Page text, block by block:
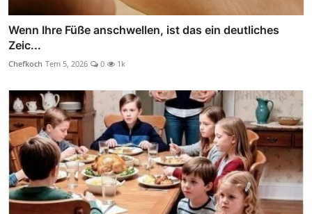
Wenn Ihre Füße anschwellen, ist das ein deutliches
Zeic...
Chefkoch Tem 5, 2026 0 1k